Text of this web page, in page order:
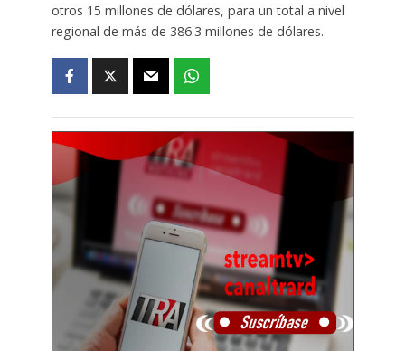
otros 15 millones de dólares, para un total a nivel
regional de más de 386.3 millones de dólares.